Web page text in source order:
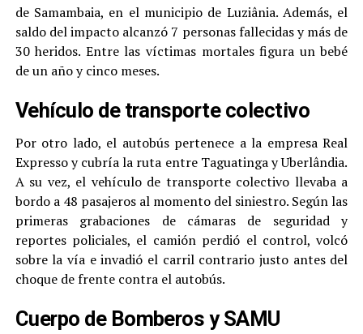
de Samambaia, en el municipio de Luziânia. Además, el
saldo del impacto alcanzó 7 personas fallecidas y más de
30 heridos. Entre las víctimas mortales figura un bebé
de un año y cinco meses.
Vehículo de transporte colectivo
Por otro lado, el autobús pertenece a la empresa Real
Expresso y cubría la ruta entre Taguatinga y Uberlândia.
A su vez, el vehículo de transporte colectivo llevaba a
bordo a 48 pasajeros al momento del siniestro. Según las
primeras grabaciones de cámaras de seguridad y
reportes policiales, el camión perdió el control, volcó
sobre la vía e invadió el carril contrario justo antes del
choque de frente contra el autobús.
Cuerpo de Bomberos y SAMU